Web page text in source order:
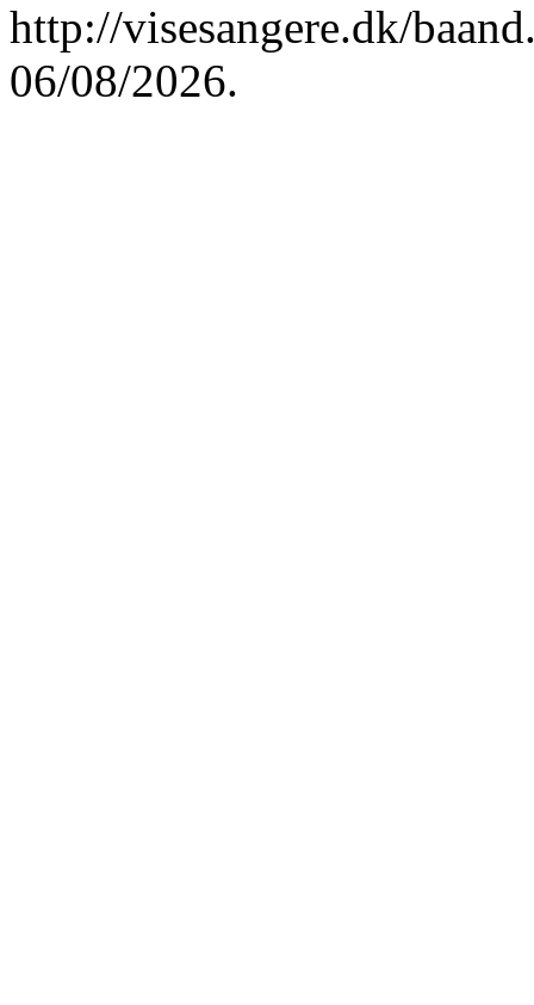
http://visesangere.dk/
06/08/2026.